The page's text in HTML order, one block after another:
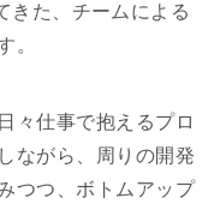
きた、チームによる
。
々仕事で抱えるプロ
ながら、周りの開発
つつ、ボトムアップ